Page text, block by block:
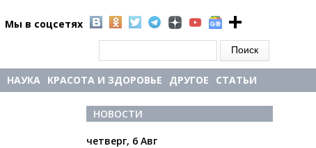
Мы в соцсетях
НАУКА КРАСОТА И ЗДОРОВЬЕ ДРУГОЕ СТАТЬИ
НОВОСТИ
четверг, 6 Авг